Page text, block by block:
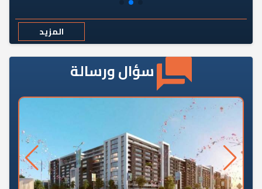
المزيد
سؤال ورسالة